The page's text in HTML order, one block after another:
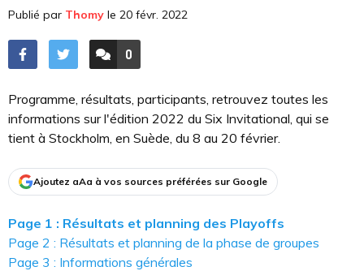
Publié par Thomy le 20 févr. 2022
ACCÉDER AUX
0
COMMENTAIRES
Programme, résultats, participants, retrouvez toutes les
informations sur l'édition 2022 du Six Invitational, qui se
tient à Stockholm, en Suède, du 8 au 20 février.
Ajoutez aAa à vos sources préférées sur Google
Page 1 : Résultats et planning des Playoffs
Page 2 : Résultats et planning de la phase de groupes
Page 3 : Informations générales